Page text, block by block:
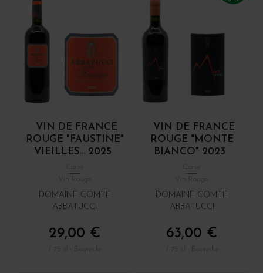
VIN DE FRANCE
ROUGE "FAUSTINE"
VIEILLES... 2025
DOMAINE COMTE
ABBATUCCI
29,00 €
VIN DE FRANCE
ROUGE "MONTE
BIANCO" 2023
DOMAINE COMTE
ABBATUCCI
63,00 €